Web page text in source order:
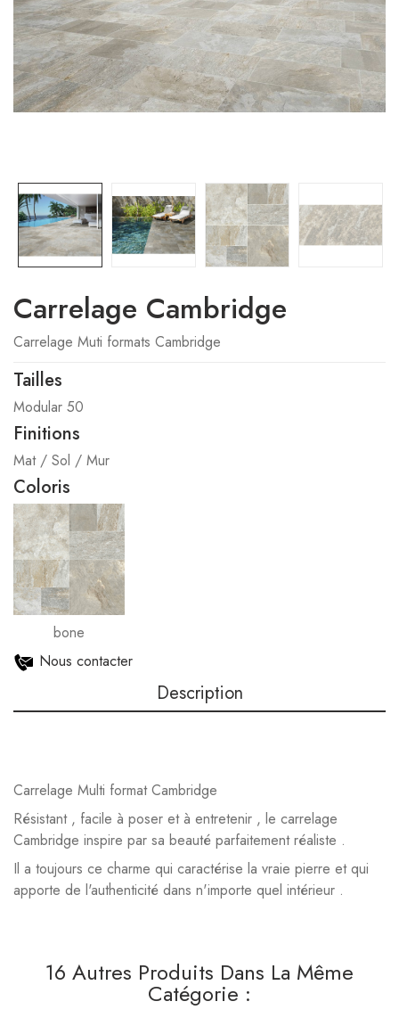
Carrelage Cambridge
Carrelage Muti formats Cambridge
Tailles
Modular 50
Finitions
Mat / Sol / Mur
Coloris
bone
Nous contacter
Description
Carrelage Multi format Cambridge
Résistant , facile à poser et à entretenir , le carrelage
Cambridge inspire par sa beauté parfaitement réaliste .
Il a toujours ce charme qui caractérise la vraie pierre et qui
apporte de l'authenticité dans n'importe quel intérieur .
16 Autres Produits Dans La Même
Catégorie :